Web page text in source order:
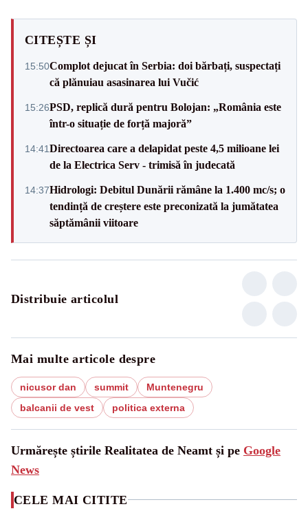
CITEȘTE ȘI
15:50Complot dejucat în Serbia: doi bărbați, suspectați
că plănuiau asasinarea lui Vučić
15:26PSD, replică dură pentru Bolojan: „România este
într-o situație de forță majoră”
14:41Directoarea care a delapidat peste 4,5 milioane lei
de la Electrica Serv - trimisă în judecată
14:37Hidrologi: Debitul Dunării rămâne la 1.400 mc/s; o
tendință de creștere este preconizată la jumătatea
săptămânii viitoare
Distribuie articolul
Mai multe articole despre
nicusor dan summit
Muntenegru
balcanii de vest
politica externa
Urmărește știrile Realitatea de Neamt și pe Google
News
CELE MAI CITITE